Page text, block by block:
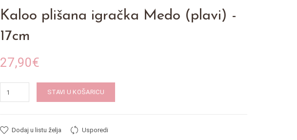
Kaloo plišana igračka Medo (plavi) -
17cm
27,90€
STAVI U KOŠARICU
Dodaj u listu želja Usporedi